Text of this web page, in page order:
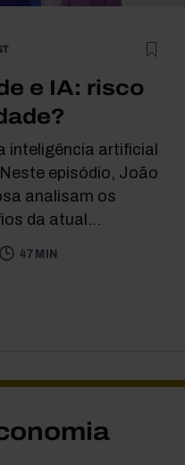
e IA: risco
inteligência artificial
episódio, João
analisam os
da atual...
47 MIN